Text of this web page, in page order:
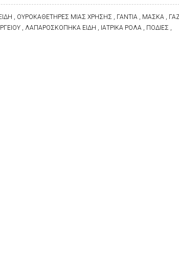
, ΟΥΡΟΚΑΘΕΤΗΡΕΣ ΜΙΑΣ ΧΡΗΣΗΣ , ΓΑΝΤΙΑ , ΜΑΣΚΑ ,
, ΛΑΠΑΡΟΣΚΟΠΗΚΑ ΕΙΔΗ , ΙΑΤΡΙΚΑ ΡΟΛΑ , ΠΟΔΙΕΣ ,